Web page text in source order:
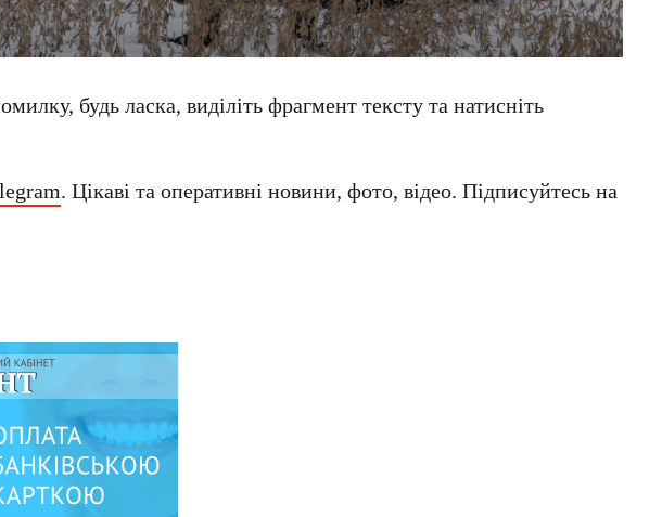
будь ласка, виділіть фрагмент тексту та натисніть
. Цікаві та оперативні новини, фото, відео. Підписуйтесь на